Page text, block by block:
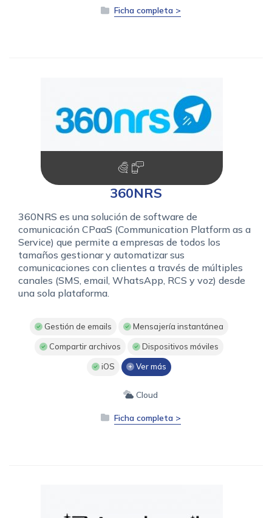
Ficha completa >
360NRS
360NRS es una solución de software de
comunicación CPaaS (Communication Platform as a
Service) que permite a empresas de todos los
tamaños gestionar y automatizar sus
comunicaciones con clientes a través de múltiples
canales (SMS, email, WhatsApp, RCS y voz) desde
una sola plataforma.
Gestión de emails Mensajería instantánea
Compartir archivos Dispositivos móviles
iOS Ver más
Cloud
Ficha completa >